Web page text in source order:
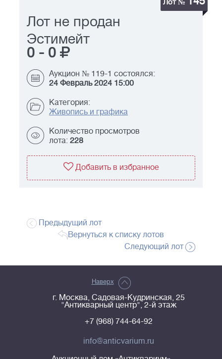
Лот №
Лот не продан
Эстимейт
0 - 0
Аукцион № 119-1 состоялся:
24 Февраль 2024 15:00
Категория:
Живопись и графика
Количество просмотров
лота: 228
Добавить в избранное
Предыдущий лот
Вернуться к списку лотов
Следующий лот
Наверх
г. Москва, Садовая-Кудринская, 25
"Антикварный центр", 2-й этаж
+7 (968) 744-64-92
info@anticvarium.ru